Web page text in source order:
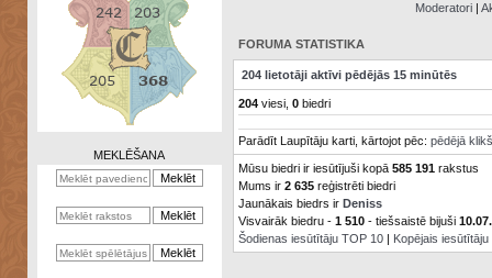
Zināšanu
kalkulators
MEKLĒŠANA
Moderatori |
FORUMA STATISTIKA
204 lietotāji aktīvi pēdējās 15 minūtēs
204viesi, 0biedri
Parādīt Laupītāju karti, kārtojot pēc: pēdējā
Mūsu biedri ir iesūtījuši kopā 585 191rakstus
Mums ir 2 635reģistrēti biedri
Jaunākais biedrs ir Deniss
Visvairāk biedru - 1 510- tiešsaistē bijuši
Šodienas iesūtītāju TOP 10| Kopējais iesūtītāju